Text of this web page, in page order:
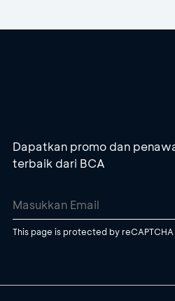
Dapatkan promo dan
terbaik dari BCA
This page is protected by